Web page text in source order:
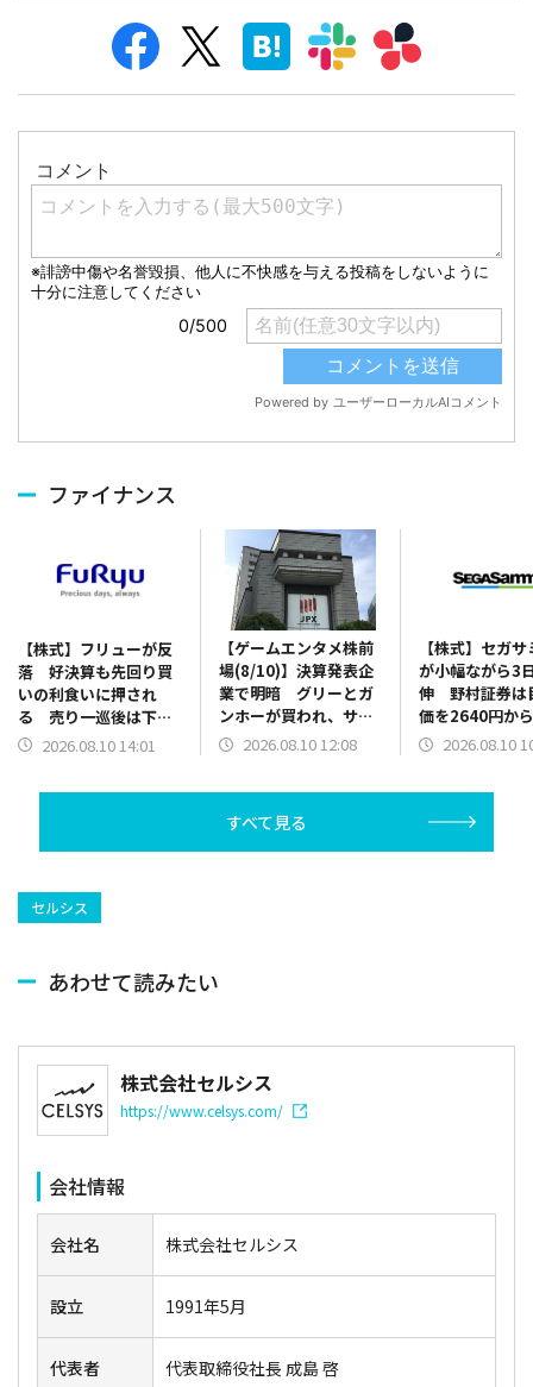
ファイナンス
【株式】フリューが反
落 好決算も先回り買
いの利食いに押され
る 売り一巡後は下げ
渋る2026.08.10 14:01
【ゲームエンタメ株前
場(8/10)】決算発表企
業で明暗 グリーとガ
ンホーが買われ、サイ
バーとフリュー売られ
2026.08.10 12:08
【株式】セガ
が小幅ながら3
伸 野村証券は
価を2640円か
円に引き上げ
2026.08.10
すべて見る
セルシス
あわせて読みたい
株式会社セルシス
https://www.celsys.com/
会社情報
会社名 株式会社セルシス
設立 1991年5月
代表者 代表取締役社長 成島 啓